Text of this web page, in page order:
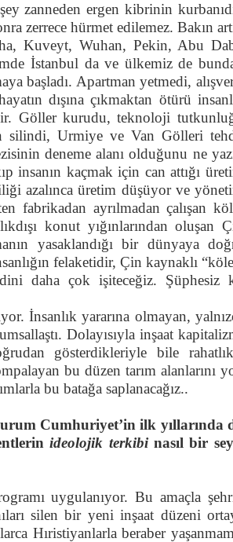
zanneden ergen kibrinin
zerrece hürmet edilemez. Bakın
Kuveyt, Wuhan, Pekin, Abu
İstanbul da ve ülkemiz de
başladı. Apartman yetmedi,
dışına çıkmaktan ötürü
Göller kurudu, teknoloji
silindi, Urmiye ve Van Gölleri
deneme alanı olduğunu ne
insanın kaçmak için can attığı
azalınca üretim düşüyor ve
fabrikadan ayrılmadan çalışan
konut yığınlarından oluşan
yasaklandığı bir dünyaya
felaketidir, Çin kaynaklı
daha çok işiteceğiz. Şüphesiz
İnsanlık yararına olmayan,
Dolayısıyla inşaat
gösterdikleriyle bile
bu düzen tarım alanlarını
bu batağa saplanacağız..
Cumhuriyet’in ilk yıllarında
ideolojik terkibinasıl bir
uygulanıyor. Bu amaçla
silen bir yeni inşaat düzeni
Hıristiyanlarla beraber